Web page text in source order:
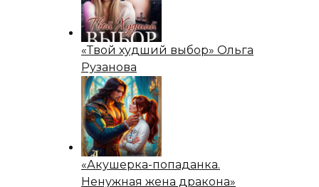
«Твой худший выбор» Ольга
Рузанова
«Акушерка-попаданка.
Ненужная жена дракона»